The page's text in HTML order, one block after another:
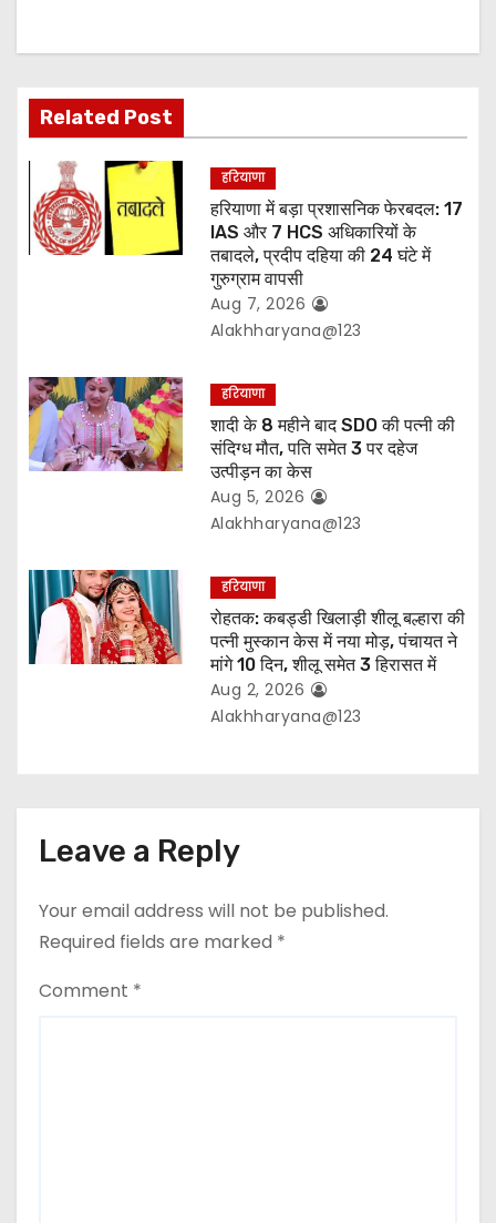
i
n
Related Post
हरियाणा
हरियाणा में बड़ा प्रशासनिक फेरबदल: 17
IAS और 7 HCS अधिकारियों के
तबादले, प्रदीप दहिया की 24 घंटे में
गुरुग्राम वापसी
Aug 7, 2026
Alakhharyana@123
हरियाणा
शादी के 8 महीने बाद SDO की पत्नी की
संदिग्ध मौत, पति समेत 3 पर दहेज
उत्पीड़न का केस
Aug 5, 2026
Alakhharyana@123
हरियाणा
रोहतक: कबड्डी खिलाड़ी शीलू बल्हारा की
पत्नी मुस्कान केस में नया मोड़, पंचायत ने
मांगे 10 दिन, शीलू समेत 3 हिरासत में
Aug 2, 2026
Alakhharyana@123
Leave a Reply
Your email address will not be published.
Required fields are marked *
Comment *